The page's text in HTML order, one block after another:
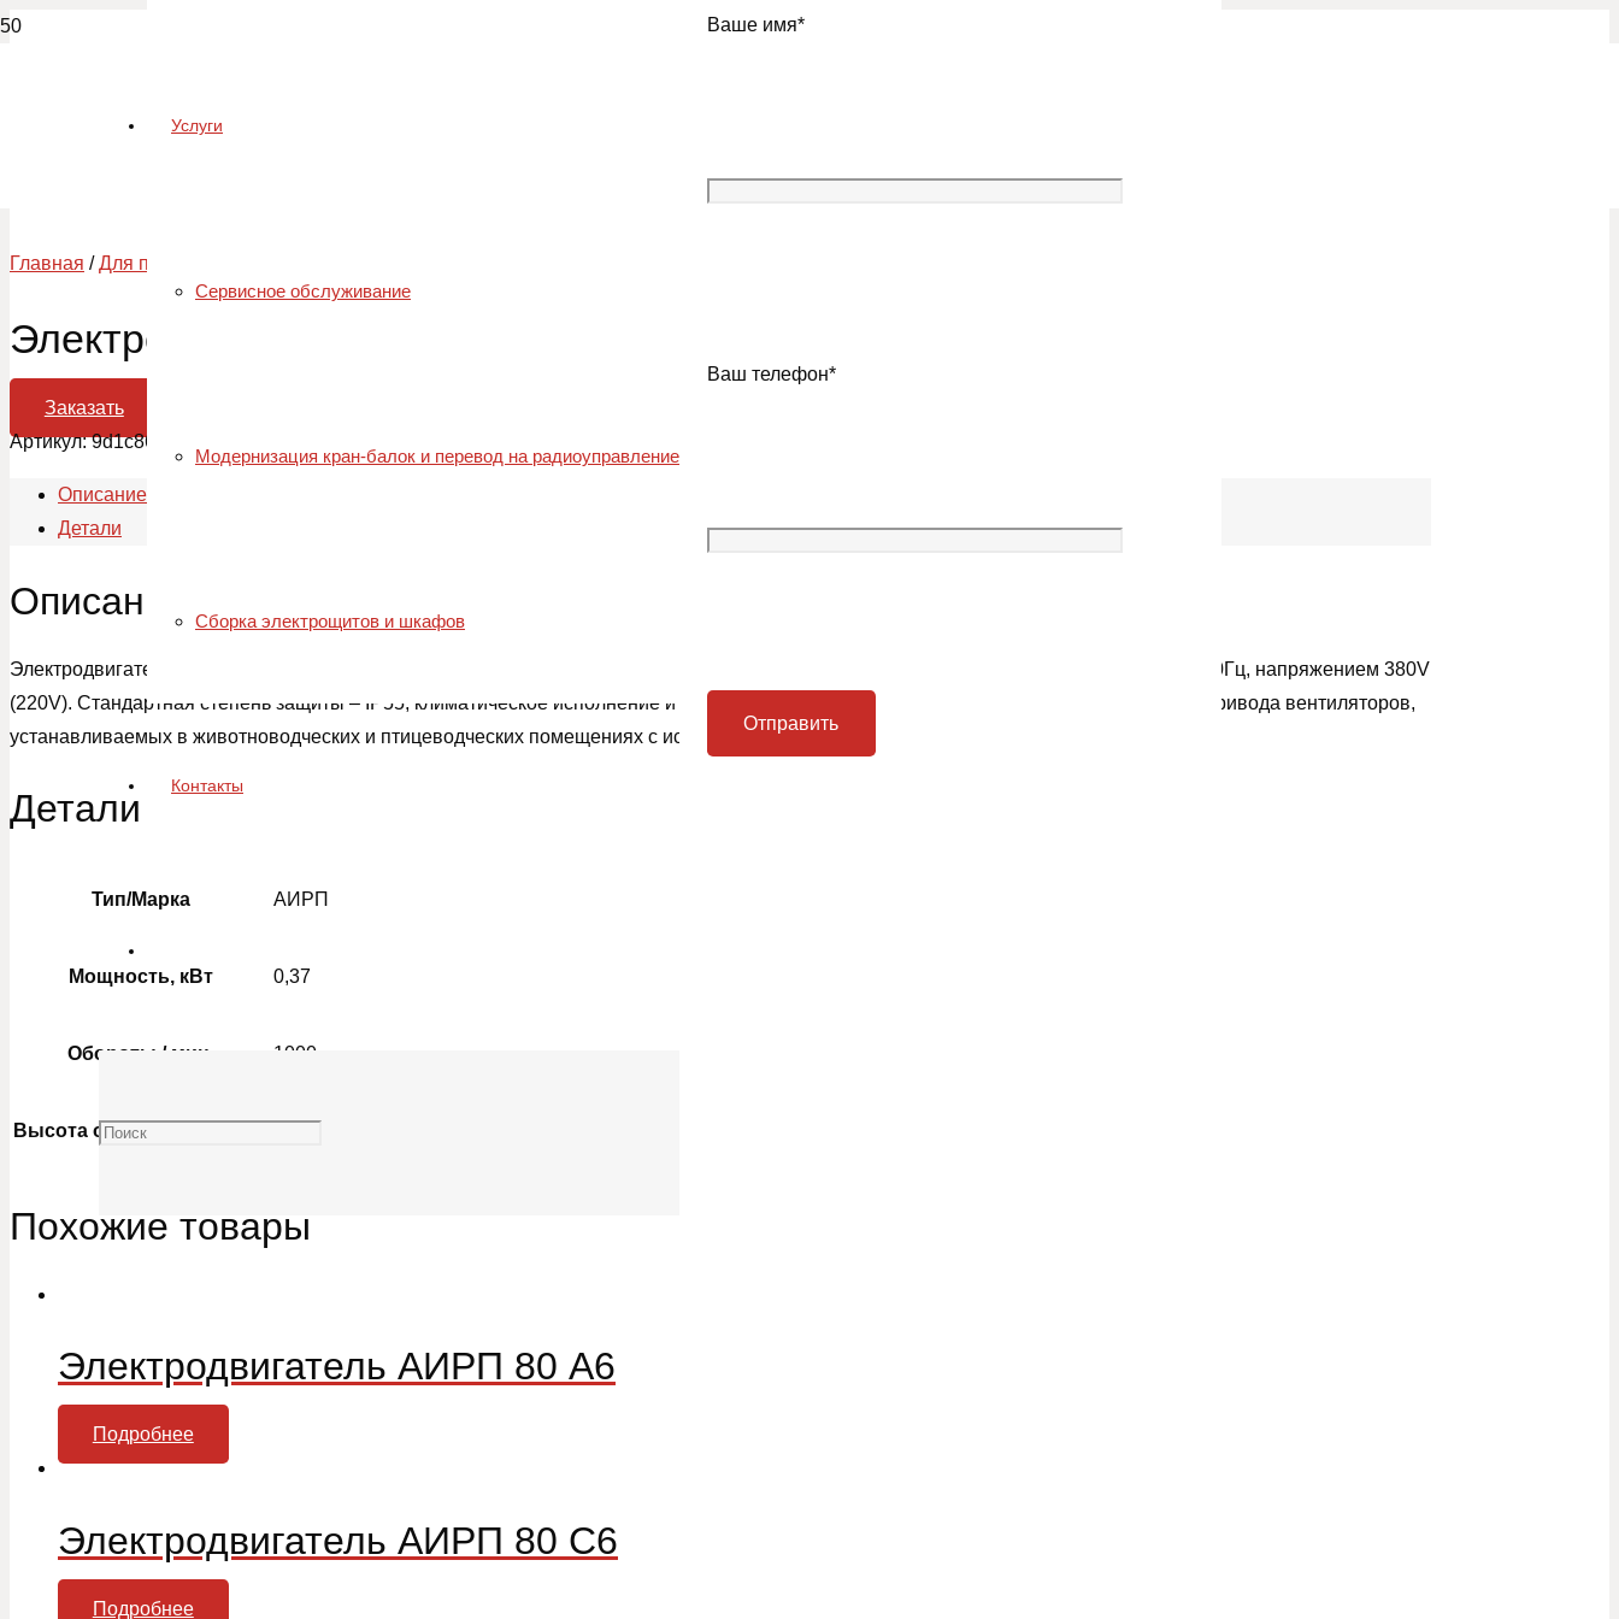
Услуги
Сервисное обслуживание
Модернизация кран-балок и перевод на радиоуправление
Cборка электрощитов и шкафов
Контакты
Ваше имя*
Ваш телефон*
Главная /Для привода осевых вентиляторов ПТИЧНИКИ
Электродвигатель АИРП 80 О6
Заказать
Артикул:9d1c8645bcc1
Описание
Детали
Описание
Электродвигатель для привода осевых вентиляторов ПТИЧНИКИ предназначен для работы в режиме S1 от сети переменного тока 50Гц, напряжением 380V
(220V). Стандартная степень защиты – IP55, климатическое исполнение и категория размещения – У2. Двигатели используются для привода вентиляторов,
устанавливаемых в животноводческих и птицеводческих помещениях с искусственной вентиляцией.
Детали
Тип/Марка АИРП
Мощность, кВт 0,37
Обороты / мин. 1000
Высота оси вращения, мм
Похожие товары
Электродвигатель АИРП 80 А6
Подробнее
Электродвигатель АИРП 80 С6
Подробнее